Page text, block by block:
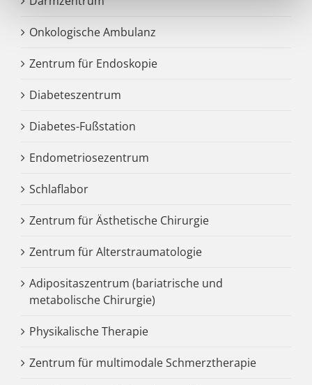
Onkologische Ambulanz
Zentrum für Endoskopie
Diabeteszentrum
Diabetes-Fußstation
Endometriosezentrum
Schlaflabor
Zentrum für Ästhetische Chirurgie
Zentrum für Alterstraumatologie
Adipositaszentrum (bariatrische und
metabolische Chirurgie)
Physikalische Therapie
Zentrum für multimodale Schmerztherapie